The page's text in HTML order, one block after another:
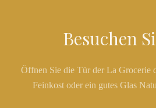
Besuchen
Öffnen Sie die Tür der La Grocerie
Feinkost oder ein gutes Glas